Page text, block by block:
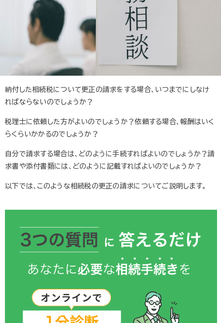
納付した相続税について更正の請求をする場合、いつまでにしなけ
ればならないのでしょうか？
税理士に依頼した方がよいのでしょうか？依頼する場合、報酬はいく
らくらいかかるのでしょうか？
自分で請求する場合は、どのように手続すればよいのでしょうか？請
求書や添付書類には、どのように記載すればよいのでしょうか？
以下では、このような相続税の更正の請求についてご説明します。